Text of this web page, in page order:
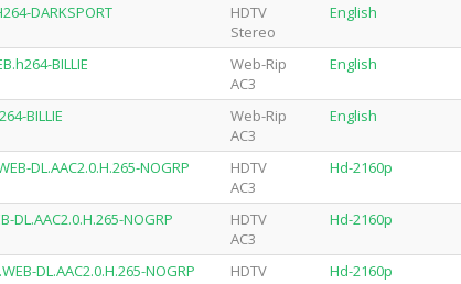
DARKSPORT
HDTV
Stereo
English
BILLIE
Web-Rip
AC3
English
BILLIE
Web-Rip
AC3
English
DL.AAC2.0.H.265-NOGRP
HDTV
AC3
Hd-2160p
DL.AAC2.0.H.265-NOGRP
HDTV
AC3
Hd-2160p
DL.AAC2.0.H.265-NOGRP
HDTV
Hd-2160p